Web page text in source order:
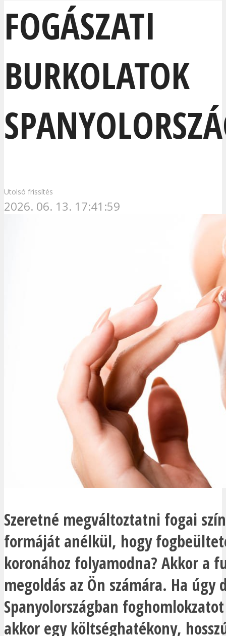
FOGÁSZATI
BURKOLATOK
Utolsó frissítés
2026. 06. 13. 17:41:59
Szeretné megváltoztatni fogai
formáját anélkül, hogy
koronához folyamodna? Akkor a
megoldás az Ön számára. Ha úgy
Spanyolországban
akkor egy költséghatékony,